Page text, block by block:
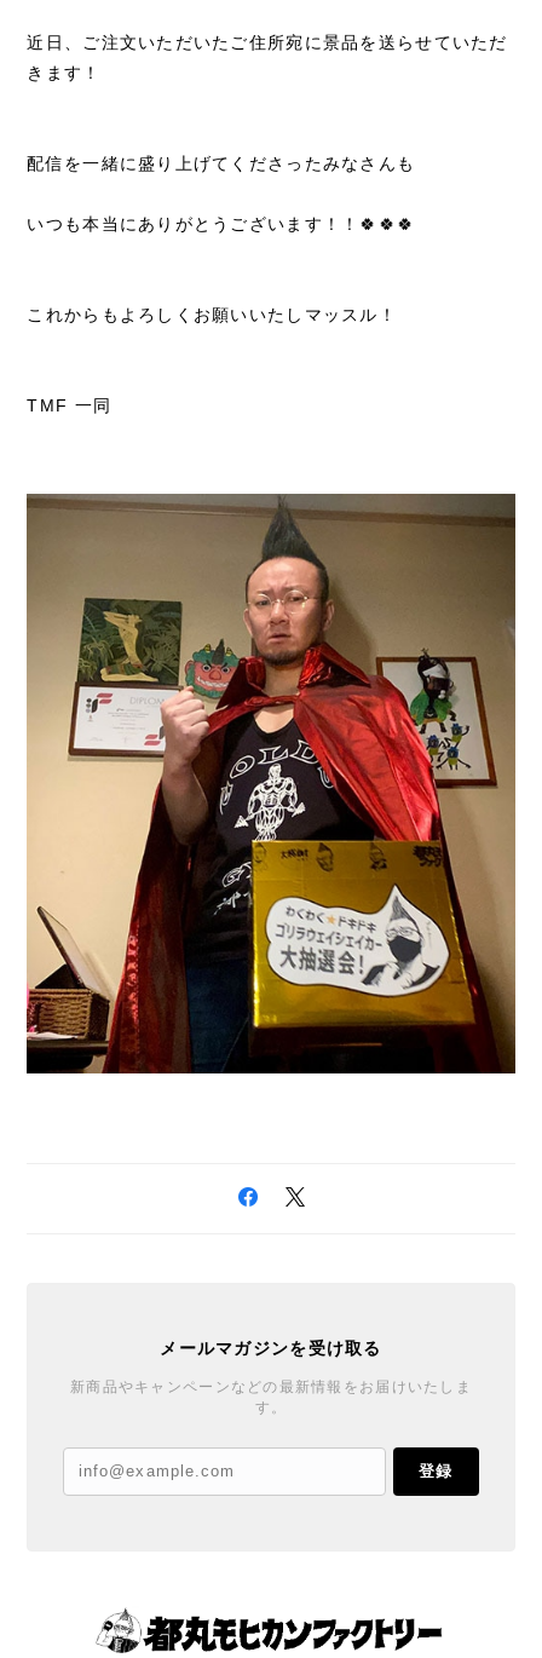
近日、ご注文いただいたご住所宛に景品を送らせていただ
きます！
配信を一緒に盛り上げてくださったみなさんも
いつも本当にありがとうございます！！🍀🍀🍀
これからもよろしくお願いいたしマッスル！
TMF 一同
メールマガジンを受け取る
新商品やキャンペーンなどの最新情報をお届けいたしま
す。
登録